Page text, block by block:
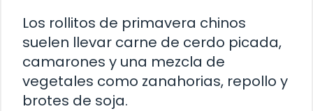
Los rollitos de primavera chinos
suelen llevar carne de cerdo picada,
camarones y una mezcla de
vegetales como zanahorias, repollo y
brotes de soja.